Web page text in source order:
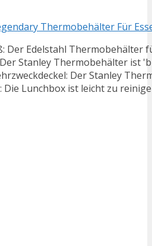
Thermobehälter Für
Der Edelstahl Thermobehälter
Stanley Thermobehälter ist
Der Stanley
Die Lunchbox ist leicht zu